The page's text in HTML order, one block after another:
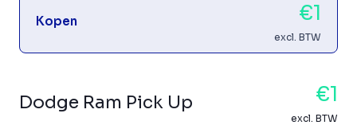
Kopen €1
excl. BTW
Dodge Ram Pick Up €1
excl. BTW